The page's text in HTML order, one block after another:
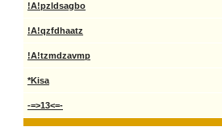
!A!pzldsagbo
!A!qzfdhaatz
!A!tzmdzavmp
*Kisa
-=>13<=-